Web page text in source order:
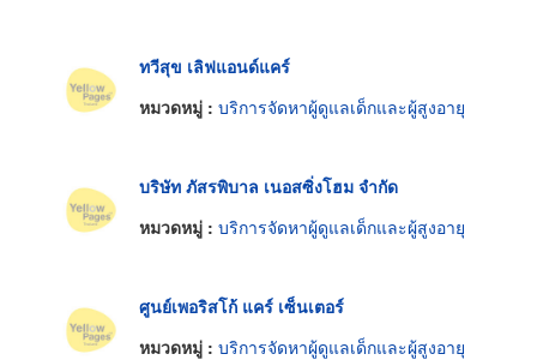
ทวีสุข เลิฟแอนด์แคร์
หมวดหมู่ : บริการจัดหาผู้ดูแลเด็กและผู้สูงอายุ
บริษัท ภัสรพิบาล เนอสซิ่งโฮม จำกัด
หมวดหมู่ : บริการจัดหาผู้ดูแลเด็กและผู้สูงอายุ
ศูนย์เพอริสโก้ แคร์ เซ็นเตอร์
หมวดหมู่ : บริการจัดหาผู้ดูแลเด็กและผู้สูงอายุ